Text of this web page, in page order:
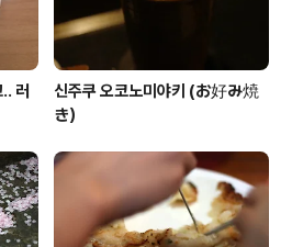
러
신주쿠 오코노미야키 (お好み焼
き）